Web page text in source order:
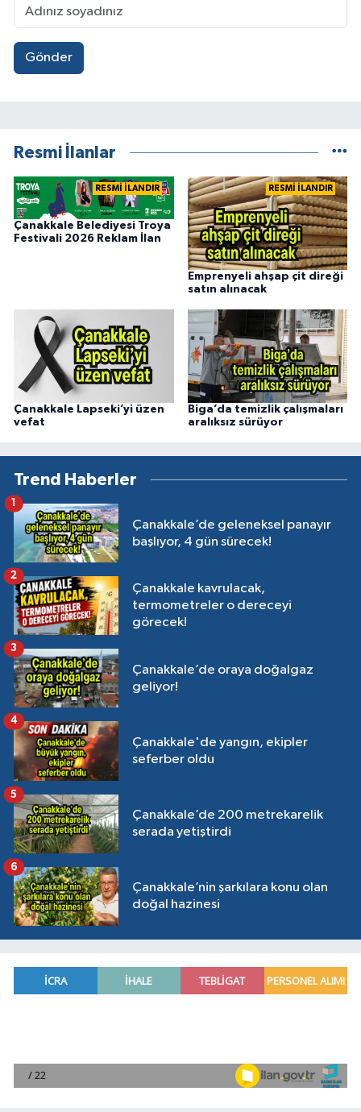
Gönder
Resmi İlanlar
RESMİ İLANDIR
Çanakkale Belediyesi Troya
Festivali 2026 Reklam İlan
RESMİ İLANDIR
Emprenyeli ahşap çit direği
satın alınacak
Çanakkale Lapseki’yi üzen
vefat
Biga’da temizlik çalışmaları
aralıksız sürüyor
Trend Haberler
Çanakkale’de geleneksel panayır
başlıyor, 4 gün sürecek!
Çanakkale kavrulacak,
termometreler o dereceyi
görecek!
2
Çanakkale’de oraya doğalgaz
geliyor!
3
Çanakkale'de yangın, ekipler
seferber oldu
4
Çanakkale’de 200 metrekarelik
serada yetiştirdi
5
Çanakkale’nin şarkılara konu olan
doğal hazinesi
6